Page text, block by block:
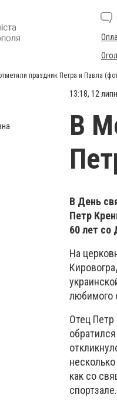
праздник Петра и Павла
13:18, 12
В
В День
Петр
60 лет
На
любимого
Отец
как со